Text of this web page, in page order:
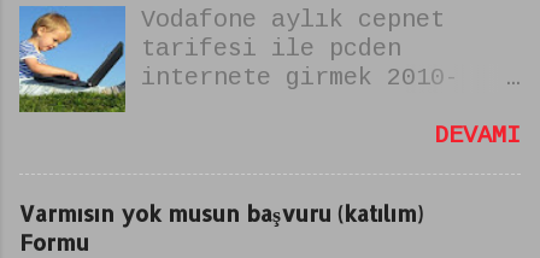
bilinir.
Vodafone aylık cepnet
tarifesi ile pcden
internete girmek 2010-
kaydı yok sadece eskiler
DEVAMI
Varmısın yok musun başvuru (katılım)
Formu